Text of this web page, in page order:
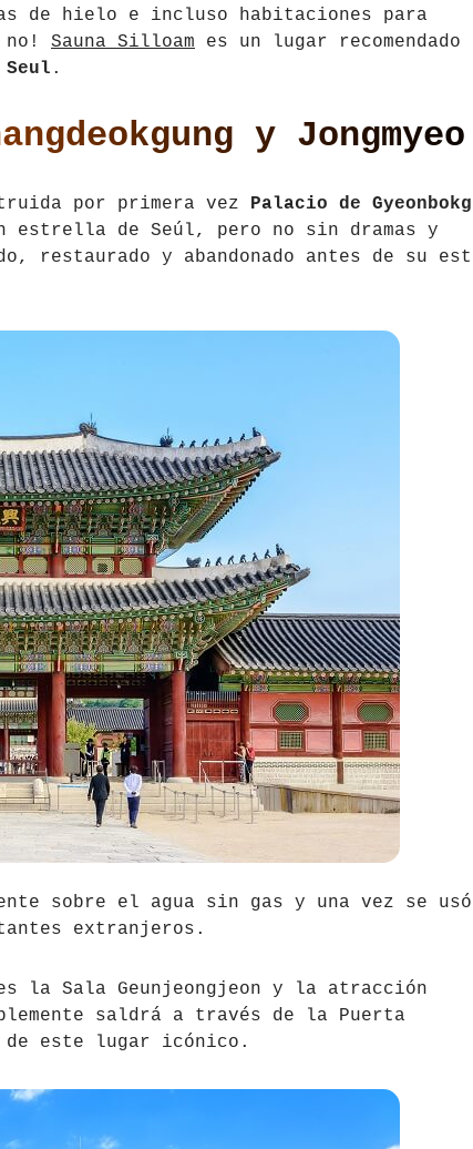
de hielo e incluso habitaciones para
no! Sauna Silloam es un lugar recomendado
Seul .
y Jongmyeo
por primera vez Palacio de
de Seúl, pero no sin dramas y
restaurado y abandonado antes de su
sobre el agua sin gas y una vez se usó
extranjeros.
la Sala Geunjeongjeon y la atracción
saldrá a través de la Puerta
de este lugar icónico.